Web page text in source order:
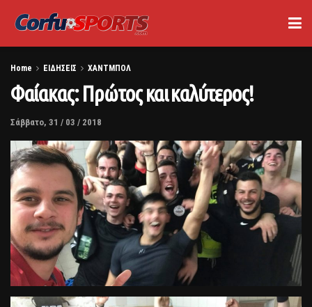
Home ΕΙΔΗΣΕΙΣ ΧΑΝΤΜΠΟΛ
Φαίακας: Πρώτος και καλύτερος!
Σάββατο, 31 / 03 / 2018